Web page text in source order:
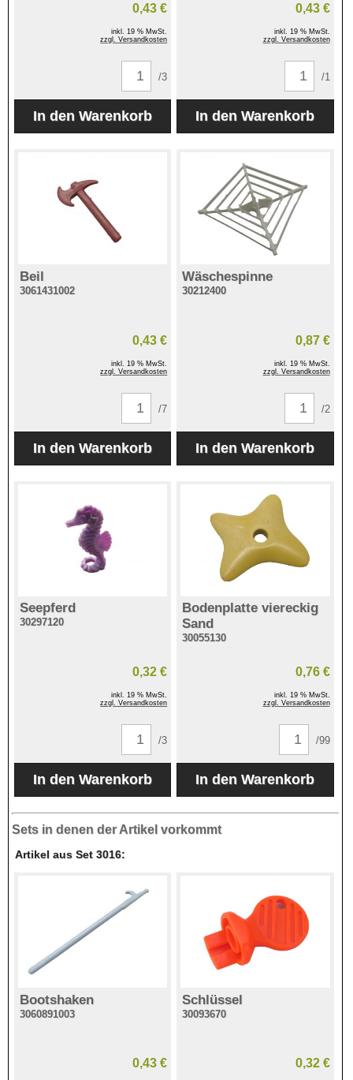
0,43 €
inkl. 19 % MwSt.
zzgl. Versandkosten
/3
0,43 €
inkl. 19 % MwSt.
zzgl. Versandkosten
/1
Beil
3061431002
0,43 €
inkl. 19 % MwSt.
zzgl. Versandkosten
/7
Wäschespinne
30212400
0,87 €
inkl. 19 % MwSt.
zzgl. Versandkosten
/2
Seepferd
30297120
0,32 €
inkl. 19 % MwSt.
zzgl. Versandkosten
/3
Bodenplatte viereckig
Sand
30055130
0,76 €
inkl. 19 % MwSt.
zzgl. Versandkosten
/99
Sets in denen der Artikel vorkommt
Artikel aus Set 3016:
Bootshaken
3060891003
0,43 €
Schlüssel
30093670
0,32 €